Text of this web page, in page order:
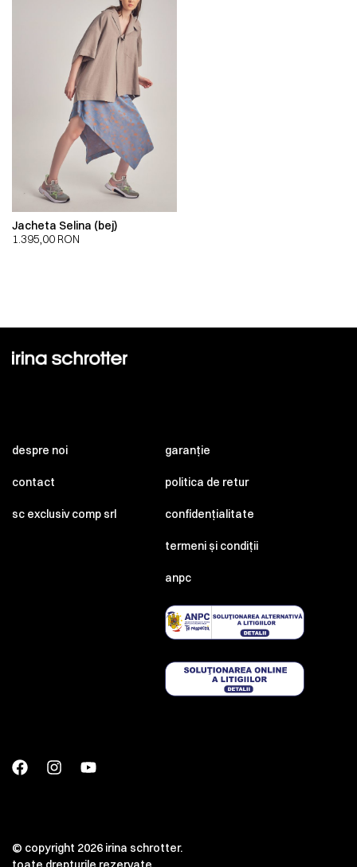
Jacheta Selina (bej)
1.395,00 RON
despre noi
contact
sc exclusiv comp srl
garanție
politica de retur
confidențialitate
termeni și condiții
anpc
© copyright 2026 irina schrotter.